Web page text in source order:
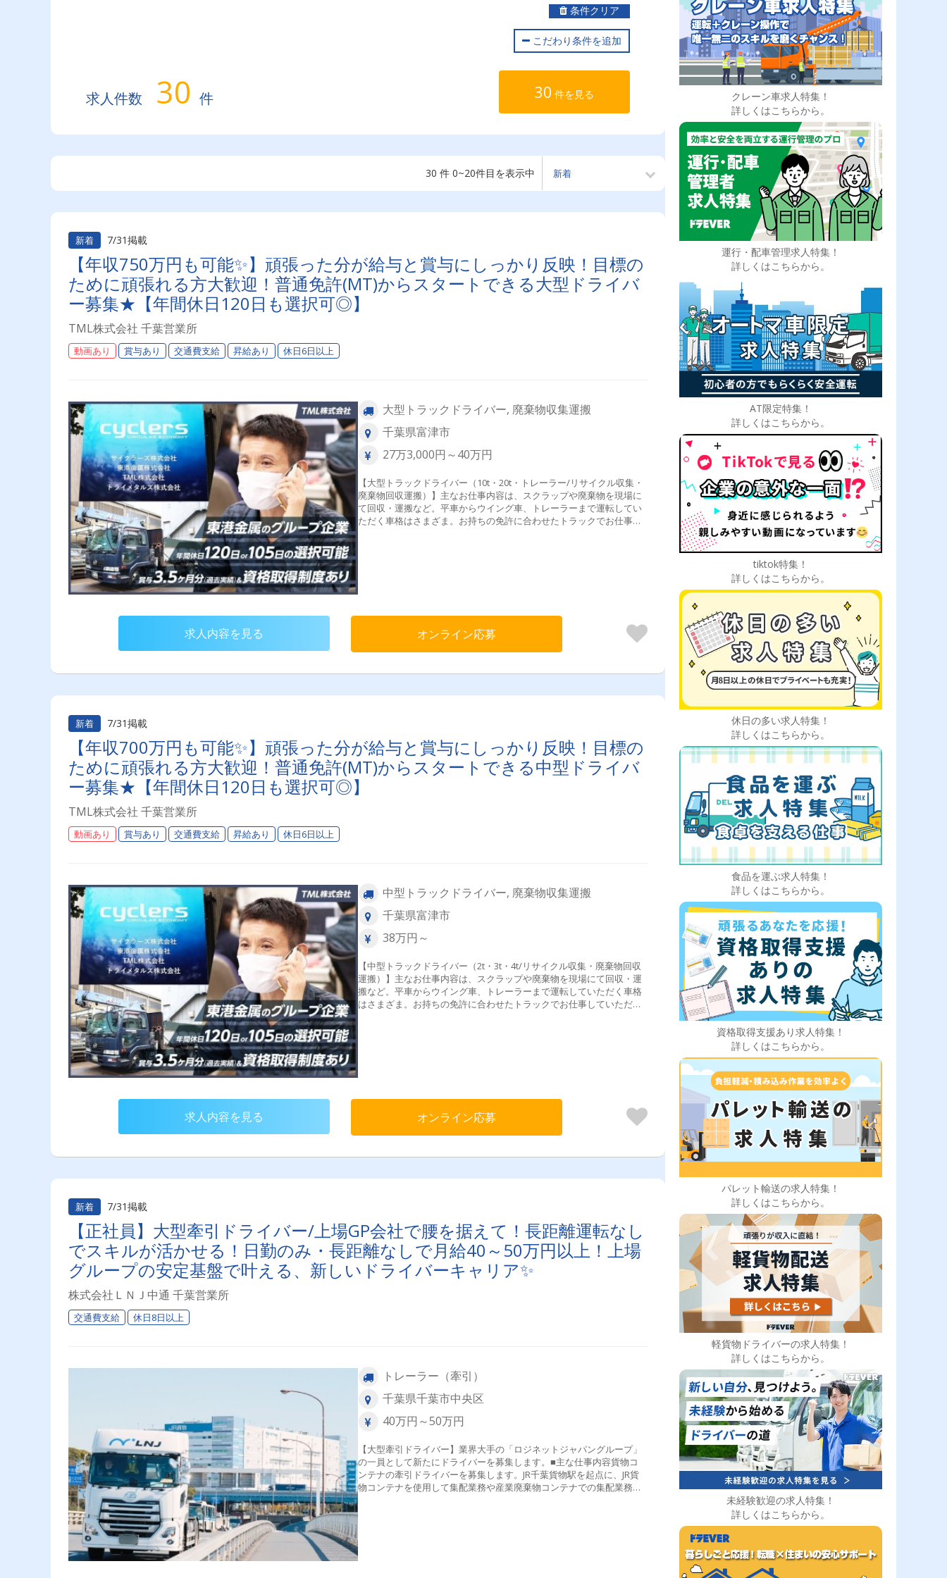
条件クリア
こだわり条件を追加
求人件数 30 件 30 件を見る
30 件 0~20件目を表示中
新着 7/31掲載
【年収750万円も可能✨】頑張った分が給与と賞与にしっかり反映！目標の
ために頑張れる方大歓迎！普通免許(MT)からスタートできる大型ドライバ
ー募集★【年間休日120日も選択可◎】
TML株式会社 千葉営業所
動画あり 賞与あり 交通費支給 昇給あり 休日6日以上
大型トラックドライバー, 廃棄物収集運搬
千葉県富津市
27万3,000円～40万円
【大型トラックドライバー（10t・20t・トレーラー/リサイクル収集・
廃棄物回収運搬）】主なお仕事内容は、スクラップや廃棄物を現場に
て回収・運搬など。平車からウイング車、トレーラーまで運転してい
ただく車格はさまざま。お持ちの免許に合わせたトラックでお仕事し
求人内容を見る オンライン応募
新着 7/31掲載
【年収700万円も可能✨】頑張った分が給与と賞与にしっかり反映！目標の
ために頑張れる方大歓迎！普通免許(MT)からスタートできる中型ドライバ
ー募集★【年間休日120日も選択可◎】
TML株式会社 千葉営業所
動画あり 賞与あり 交通費支給 昇給あり 休日6日以上
中型トラックドライバー, 廃棄物収集運搬
千葉県富津市
38万円～
【中型トラックドライバー（2t・3t・4t/リサイクル収集・廃棄物回収
運搬）】主なお仕事内容は、スクラップや廃棄物を現場にて回収・運
搬など。平車からウイング車、トレーラーまで運転していただく車格
はさまざま。お持ちの免許に合わせたトラックでお仕事していただき
求人内容を見る オンライン応募
新着 7/31掲載
【正社員】大型牽引ドライバー/上場GP会社で腰を据えて！長距離運転なし
でスキルが活かせる！日勤のみ・長距離なしで月給40～50万円以上！上場
グループの安定基盤で叶える、新しいドライバーキャリア✨
株式会社ＬＮＪ中通 千葉営業所
交通費支給 休日8日以上
トレーラー（牽引）
千葉県千葉市中央区
40万円～50万円
【大型牽引ドライバー】業界大手の「ロジネットジャパングループ」
の一員として新たにドライバーを募集します。■主な仕事内容貨物コ
ンテナの牽引ドライバーを募集します。JR千葉貨物駅を起点に、JR貨
物コンテナを使用して集配業務や産業廃棄物コンテナでの集配業務を
していただきます。集配エリアは主に千葉県内になります。■入社後
の流れ入社してからは先輩が同乗し、配送先までルートを覚えます。
サポート体制で無理なく安心して始められます。■プライベートも充
実できる環境が魅力【１】オン・オフのメリハリ年間休日125日＆週
休2日制とプライベートを充実させることができる働き方です。【2】
クレーン車求人特集！
詳しくはこちらから。
運行・配車管理求人特集！
詳しくはこちらから。
AT限定特集！
詳しくはこちらから。
tiktok特集！
詳しくはこちらから。
休日の多い求人特集！
詳しくはこちらから。
食品を運ぶ求人特集！
詳しくはこちらから。
資格取得支援あり求人特集！
詳しくはこちらから。
パレット輸送の求人特集！
詳しくはこちらから。
軽貨物ドライバーの求人特集！
詳しくはこちらから。
未経験歓迎の求人特集！
詳しくはこちらから。